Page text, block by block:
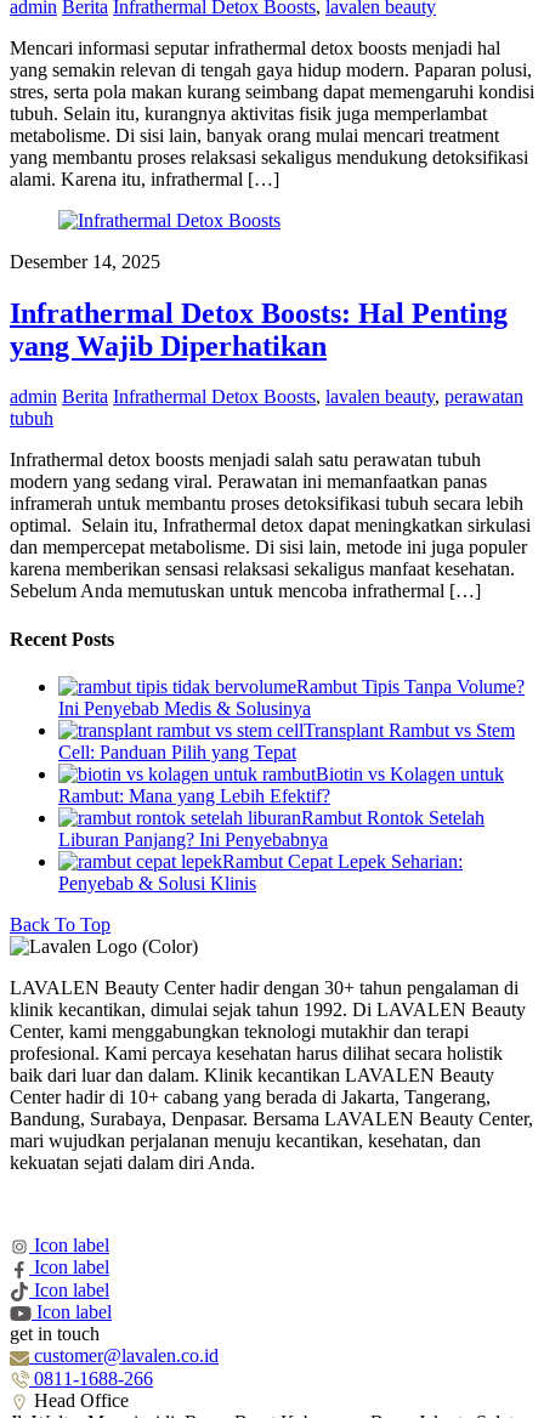
admin Berita Infrathermal Detox Boosts, lavalen beauty
Mencari informasi seputar infrathermal detox boosts menjadi hal
yang semakin relevan di tengah gaya hidup modern. Paparan polusi,
stres, serta pola makan kurang seimbang dapat memengaruhi kondisi
tubuh. Selain itu, kurangnya aktivitas fisik juga memperlambat
metabolisme. Di sisi lain, banyak orang mulai mencari treatment
yang membantu proses relaksasi sekaligus mendukung detoksifikasi
alami. Karena itu, infrathermal […]
Desember 14, 2025
Infrathermal Detox Boosts: Hal Penting
yang Wajib Diperhatikan
admin Berita Infrathermal Detox Boosts, lavalen beauty, perawatan
tubuh
Infrathermal detox boosts menjadi salah satu perawatan tubuh
modern yang sedang viral. Perawatan ini memanfaatkan panas
inframerah untuk membantu proses detoksifikasi tubuh secara lebih
optimal. Selain itu, Infrathermal detox dapat meningkatkan sirkulasi
dan mempercepat metabolisme. Di sisi lain, metode ini juga populer
karena memberikan sensasi relaksasi sekaligus manfaat kesehatan.
Sebelum Anda memutuskan untuk mencoba infrathermal […]
Recent Posts
Rambut Tipis Tanpa Volume?
Ini Penyebab Medis & Solusinya
Transplant Rambut vs Stem
Cell: Panduan Pilih yang Tepat
Biotin vs Kolagen untuk
Rambut: Mana yang Lebih Efektif?
Rambut Rontok Setelah
Liburan Panjang? Ini Penyebabnya
Rambut Cepat Lepek Seharian:
Penyebab & Solusi Klinis
Back To Top
LAVALEN Beauty Center hadir dengan 30+ tahun pengalaman di
klinik kecantikan, dimulai sejak tahun 1992. Di LAVALEN Beauty
Center, kami menggabungkan teknologi mutakhir dan terapi
profesional. Kami percaya kesehatan harus dilihat secara holistik
baik dari luar dan dalam. Klinik kecantikan LAVALEN Beauty
Center hadir di 10+ cabang yang berada di Jakarta, Tangerang,
Bandung, Surabaya, Denpasar. Bersama LAVALEN Beauty Center,
mari wujudkan perjalanan menuju kecantikan, kesehatan, dan
kekuatan sejati dalam diri Anda.
Icon label
Icon label
Icon label
Icon label
get in touch
customer@lavalen.co.id
0811-1688-266
Head Office